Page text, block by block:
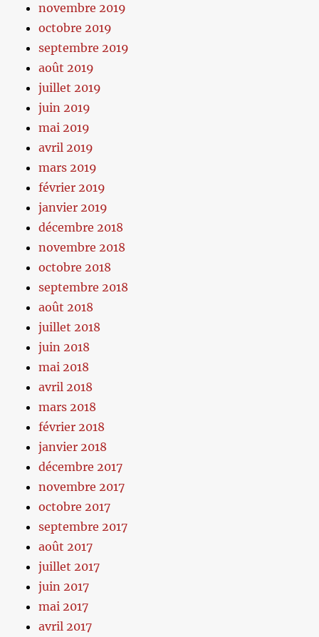
novembre 2019
octobre 2019
septembre 2019
août 2019
juillet 2019
juin 2019
mai 2019
avril 2019
mars 2019
février 2019
janvier 2019
décembre 2018
novembre 2018
octobre 2018
septembre 2018
août 2018
juillet 2018
juin 2018
mai 2018
avril 2018
mars 2018
février 2018
janvier 2018
décembre 2017
novembre 2017
octobre 2017
septembre 2017
août 2017
juillet 2017
juin 2017
mai 2017
avril 2017